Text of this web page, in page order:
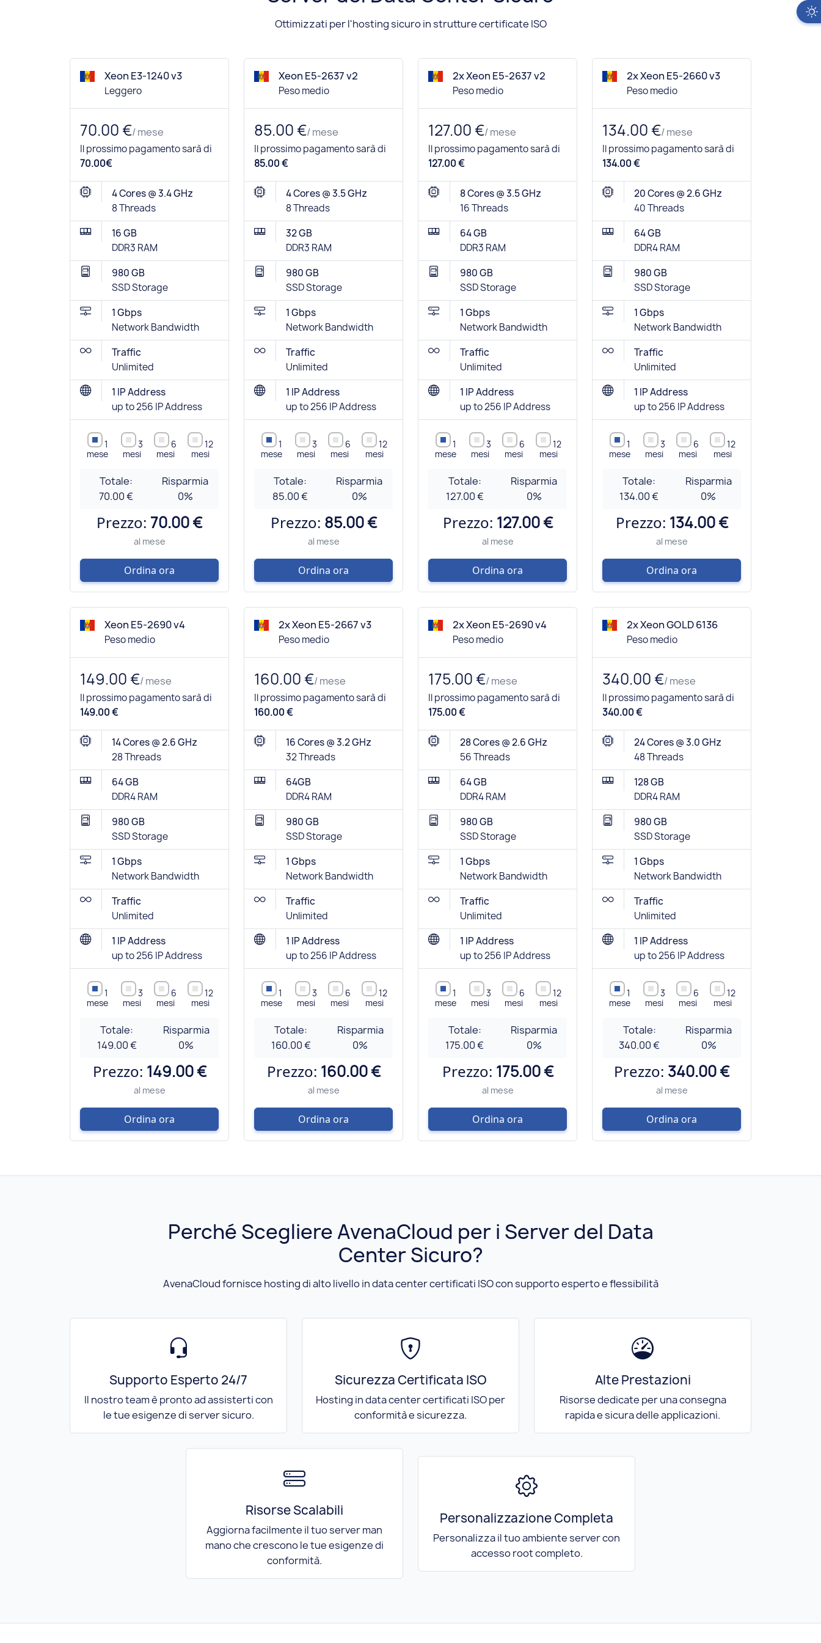
Ottimizzati per l'hosting sicuro in strutture certificate ISO
Xeon E3-1240 v3
Leggero
70.00 €/ mese
Il prossimo pagamento sarà di
70.00€
4 Cores @ 3.4 GHz
8 Threads
16 GB
DDR3 RAM
980 GB
SSD Storage
1 Gbps
Network Bandwidth
Traffic
Unlimited
1 IP Address
up to 256 IP Address
1
mese
3
mesi
6
mesi
12
mesi
Totale:
70.00 €
Risparmia
0%
Prezzo: 70.00 €
al mese
Ordina ora
Xeon E5-2637 v2
Peso medio
85.00 €/ mese
Il prossimo pagamento sarà di
85.00 €
4 Cores @ 3.5 GHz
8 Threads
32 GB
DDR3 RAM
980 GB
SSD Storage
1 Gbps
Network Bandwidth
Traffic
Unlimited
1 IP Address
up to 256 IP Address
1
mese
3
mesi
6
mesi
12
mesi
Totale:
85.00 €
Risparmia
0%
Prezzo: 85.00 €
al mese
Ordina ora
2x Xeon E5-2637 v2
Peso medio
127.00 €/ mese
Il prossimo pagamento sarà di
127.00 €
8 Cores @ 3.5 GHz
16 Threads
64 GB
DDR3 RAM
980 GB
SSD Storage
1 Gbps
Network Bandwidth
Traffic
Unlimited
1 IP Address
up to 256 IP Address
1
mese
3
mesi
6
mesi
12
mesi
Totale:
127.00 €
Risparmia
0%
Prezzo: 127.00 €
al mese
Ordina ora
2x Xeon E5-2660 v3
Peso medio
134.00 €/ mese
Il prossimo pagamento sarà di
134.00 €
20 Cores @ 2.6 GHz
40 Threads
64 GB
DDR4 RAM
980 GB
SSD Storage
1 Gbps
Network Bandwidth
Traffic
Unlimited
1 IP Address
up to 256 IP Address
1
mese
3
mesi
6
mesi
12
mesi
Totale:
134.00 €
Risparmia
0%
Prezzo: 134.00 €
al mese
Ordina ora
Xeon E5-2690 v4
Peso medio
149.00 €/ mese
Il prossimo pagamento sarà di
149.00 €
14 Cores @ 2.6 GHz
28 Threads
64 GB
DDR4 RAM
980 GB
SSD Storage
1 Gbps
Network Bandwidth
Traffic
Unlimited
1 IP Address
up to 256 IP Address
1
mese
3
mesi
6
mesi
12
mesi
Totale:
149.00 €
Risparmia
0%
Prezzo: 149.00 €
al mese
Ordina ora
2x Xeon E5-2667 v3
Peso medio
160.00 €/ mese
Il prossimo pagamento sarà di
160.00 €
16 Cores @ 3.2 GHz
32 Threads
64GB
DDR4 RAM
980 GB
SSD Storage
1 Gbps
Network Bandwidth
Traffic
Unlimited
1 IP Address
up to 256 IP Address
1
mese
3
mesi
6
mesi
12
mesi
Totale:
160.00 €
Risparmia
0%
Prezzo: 160.00 €
al mese
Ordina ora
2x Xeon E5-2690 v4
Peso medio
175.00 €/ mese
Il prossimo pagamento sarà di
175.00 €
28 Cores @ 2.6 GHz
56 Threads
64 GB
DDR4 RAM
980 GB
SSD Storage
1 Gbps
Network Bandwidth
Traffic
Unlimited
1 IP Address
up to 256 IP Address
1
mese
3
mesi
6
mesi
12
mesi
Totale:
175.00 €
Risparmia
0%
Prezzo: 175.00 €
al mese
Ordina ora
2x Xeon GOLD 6136
Peso medio
340.00 €/ mese
Il prossimo pagamento sarà di
340.00 €
24 Cores @ 3.0 GHz
48 Threads
128 GB
DDR4 RAM
980 GB
SSD Storage
1 Gbps
Network Bandwidth
Traffic
Unlimited
1 IP Address
up to 256 IP Address
1
mese
3
mesi
6
mesi
12
mesi
Totale:
340.00 €
Risparmia
0%
Prezzo: 340.00 €
al mese
Ordina ora
Perché Scegliere AvenaCloud per i Server del Data
Center Sicuro?
AvenaCloud fornisce hosting di alto livello in data center certificati ISO con supporto esperto e flessibilità
Supporto Esperto 24/7
Il nostro team è pronto ad assisterti con
le tue esigenze di server sicuro.
Sicurezza Certificata ISO
Hosting in data center certificati ISO per
conformità e sicurezza.
Alte Prestazioni
Risorse dedicate per una consegna
rapida e sicura delle applicazioni.
Risorse Scalabili
Aggiorna facilmente il tuo server man
mano che crescono le tue esigenze di
conformità.
Personalizzazione Completa
Personalizza il tuo ambiente server con
accesso root completo.